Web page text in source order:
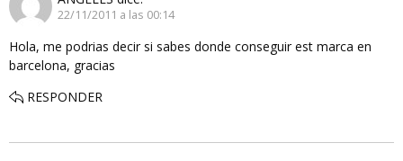
22/11/2011 a las 00:14
Hola, me podrias decir si sabes donde conseguir est marca en
barcelona, gracias
RESPONDER